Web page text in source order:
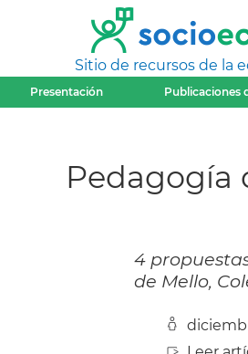
Sitio de recursos de la
Presentación Publicaciones
Pedagogía
4
de Mello,